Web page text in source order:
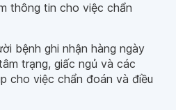
thông tin cho việc chẩn
bệnh ghi nhận hàng ngày
trạng, giấc ngủ và các
cho việc chẩn đoán và điều